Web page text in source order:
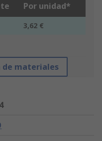
Por unidad*
3,62 €
de materiales